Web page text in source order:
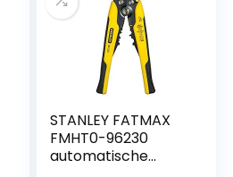
STANLEY FATMAX
FMHT0-96230
automatische